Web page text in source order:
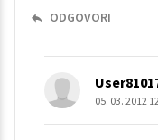
ODGOVORI
05. 03. 2012